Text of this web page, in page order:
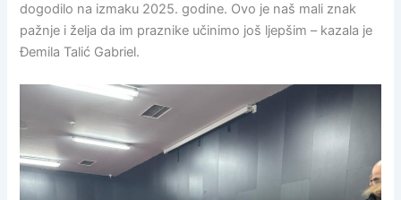
dogodilo na izmaku 2025. godine. Ovo je naš mali znak
pažnje i želja da im praznike učinimo još ljepšim – kazala je
Đemila Talić Gabriel.